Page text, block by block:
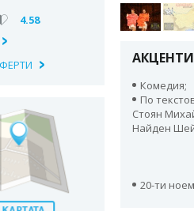
Комедия;
По
Стоян
Найден
20-ти
4.58